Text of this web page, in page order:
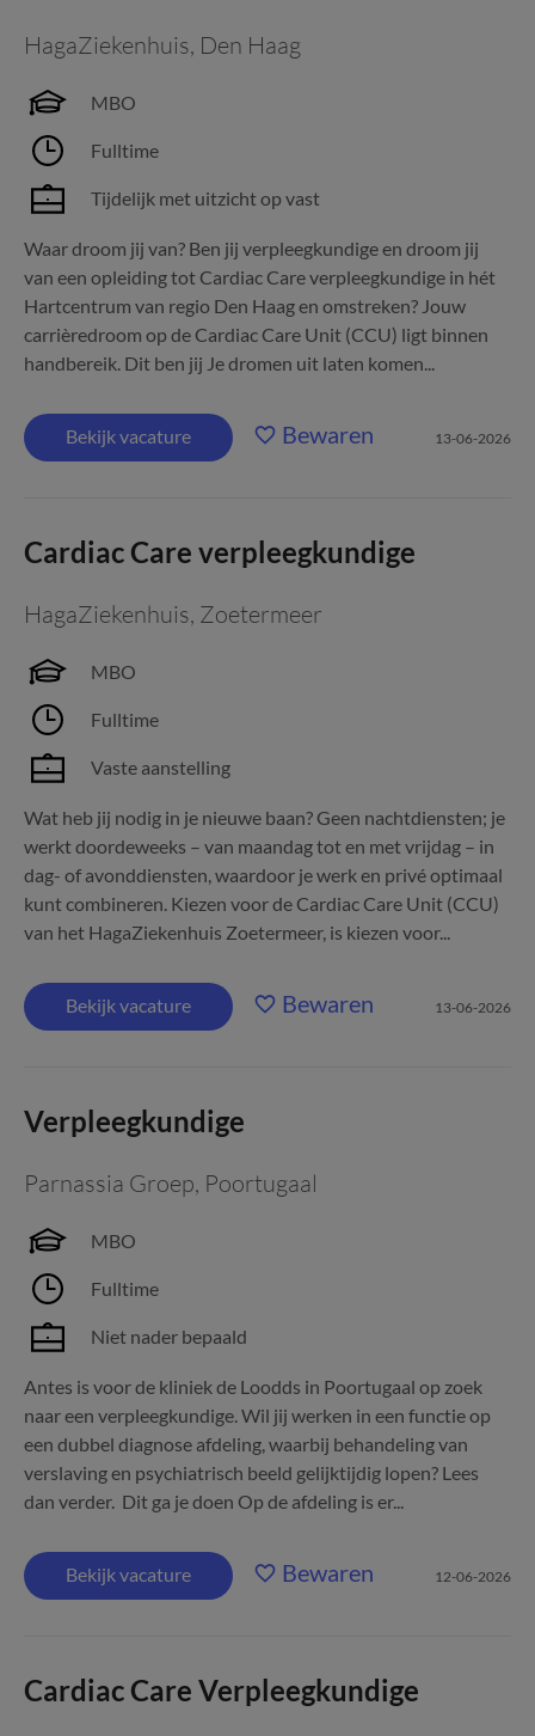
HagaZiekenhuis, Den Haag
MBO
Fulltime
Tijdelijk met uitzicht op vast
Waar droom jij van? Ben jij verpleegkundige en droom jij
van een opleiding tot Cardiac Care verpleegkundige in hét
Hartcentrum van regio Den Haag en omstreken? Jouw
carrièredroom op de Cardiac Care Unit (CCU) ligt binnen
handbereik. Dit ben jij Je dromen uit laten komen...
Bekijk vacature Bewaren 13-06-2026
Cardiac Care verpleegkundige
HagaZiekenhuis, Zoetermeer
MBO
Fulltime
Vaste aanstelling
Wat heb jij nodig in je nieuwe baan? Geen nachtdiensten; je
werkt doordeweeks – van maandag tot en met vrijdag – in
dag- of avonddiensten, waardoor je werk en privé optimaal
kunt combineren. Kiezen voor de Cardiac Care Unit (CCU)
van het HagaZiekenhuis Zoetermeer, is kiezen voor...
Bekijk vacature Bewaren 13-06-2026
Verpleegkundige
Parnassia Groep, Poortugaal
MBO
Fulltime
Niet nader bepaald
Antes is voor de kliniek de Loodds in Poortugaal op zoek
naar een verpleegkundige. Wil jij werken in een functie op
een dubbel diagnose afdeling, waarbij behandeling van
verslaving en psychiatrisch beeld gelijktijdig lopen? Lees
dan verder. Dit ga je doen Op de afdeling is er...
Bekijk vacature Bewaren 12-06-2026
Cardiac Care Verpleegkundige